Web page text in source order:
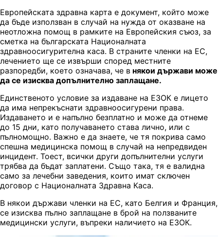
Европейската здравна карта е документ, който може
да бъде използван в случай на нужда от оказване на
неотложна помощ в рамките на Европейския съюз, за
сметка на българската Националната
здравноосигурителна каса. В страните членки на ЕС,
лечението ще се извърши според местните
разпоредби, което означава, че в някои държави може
да се изисква допълнително заплащане.
Единственото условие за издаване на ЕЗОК е лицето
да има непрекъснати здравноосигурени права.
Издаването и е напълно безплатно и може да отнеме
до 15 дни, като получаването става лично, или с
пълномощно. Важно е да знаете, че тя покрива само
спешна медицинска помощ в случай на непредвиден
инцидент. Тоест, всички други допълнителни услуги
трябва да бъдат заплатени. Също така, тя е валидна
само за лечебни заведения, които имат сключен
договор с Националната Здравна Каса.
В някои държави членки на ЕС, като Белгия и Франция,
се изисква пълно заплащане в брой на ползваните
медицински услуги, въпреки наличието на ЕЗОК.